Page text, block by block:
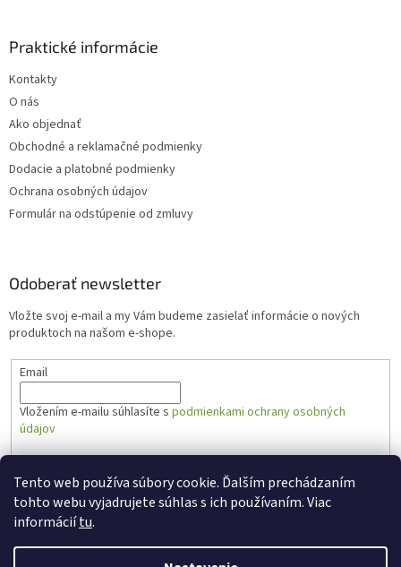
Tento web používa súbory cookie. Ďalším prechádzaním
tohto webu vyjadrujete súhlas s ich používaním. Viac
informáciítu.
Praktické informácie
Kontakty
O nás
Ako objednať
Obchodné a reklamačné podmienky
Dodacie a platobné podmienky
Ochrana osobných údajov
Formulár na odstúpenie od zmluvy
Odoberať newsletter
Vložte svoj e-mail a my Vám budeme zasielať informácie o nových
produktoch na našom e-shope.
Email
Vložením e-mailu súhlasíte s podmienkami ochrany osobných
údajov
Vytvoril Shoptet